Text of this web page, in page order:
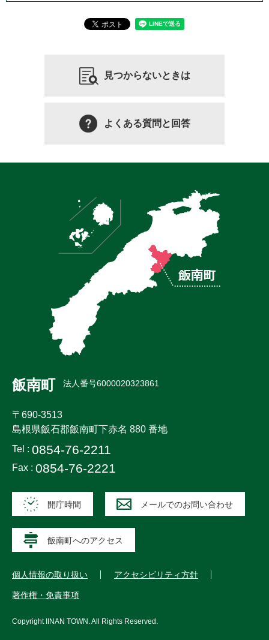
見つからないときは
よくある質問と回答
飯南町 法人番号6000020323861
〒690-3513
島根県飯石郡飯南町下赤名 880 番地
Tel : 0854-76-2211
Fax : 0854-76-2221
開庁時間 メールでのお問い合わせ
飯南町へのアクセス
個人情報の取り扱い アクセシビリティ方針
著作権・免責事項
Copyright IINAN TOWN . All Rights Reserved.